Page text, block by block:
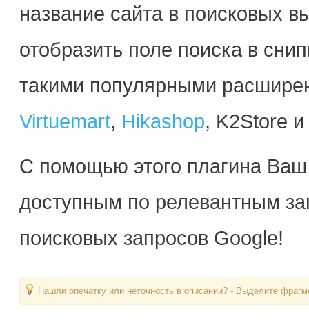
название сайта в поисковых
отобразить поле поиска в
такими популярными
Virtuemart, Hikashop, K2Store
С помощью этого плагина
доступным по релевантным
поисковых запросов Google!
Нашли опечатку или неточность в описании? - Выделите